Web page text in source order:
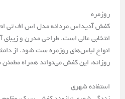
روزمره
انتخابی عالی است. طراحی مدرن و زیبای
انواع لباس‌های روزمره ست شود. از
روزانه، این کفش می‌تواند همراه مطمئن
استفاده شهری